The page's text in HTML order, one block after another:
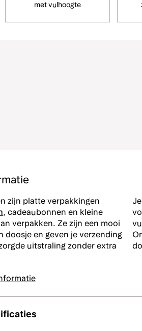
met vulhoogte
zijn platte verpakkingen
, cadeaubonnen en kleine
verpakken. Ze zijn een mooi
doosje en geven je verzending
uitstraling zonder extra